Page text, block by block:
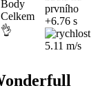
👌
+6.76 s
5.11 m/s